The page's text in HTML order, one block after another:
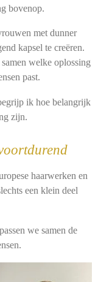
bovenop.
met dunner
kapsel te creëren.
welke oplossing
past.
ik hoe belangrijk
zijn.
haarwerken en
een klein deel
we samen de